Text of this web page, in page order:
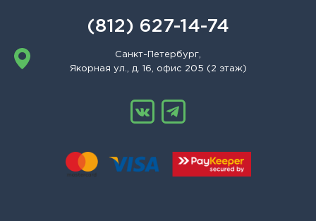
(812) 627-14-74
Санкт-Петербург,
Якорная ул., д. 16, офис 205 (2 этаж)